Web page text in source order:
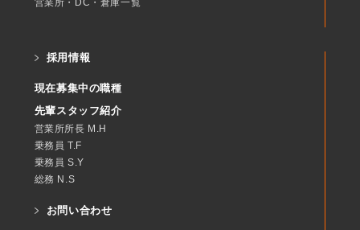
営業所・DC・倉庫一覧
採用情報
現在募集中の職種
先輩スタッフ紹介
営業所所長 M.H
乗務員 T.F
乗務員 S.Y
総務 N.S
お問い合わせ